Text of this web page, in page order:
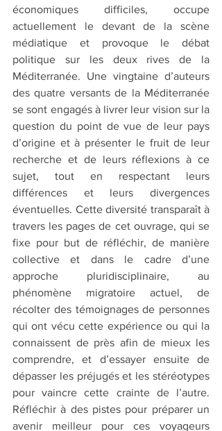
économiques difficiles, occupe
actuellement le devant de la scène
médiatique et provoque le débat
politique sur les deux rives de la
Méditerranée. Une vingtaine d’auteurs
des quatre versants de la Méditerranée
se sont engagés à livrer leur vision sur la
question du point de vue de leur pays
d’origine et à présenter le fruit de leur
recherche et de leurs réflexions à ce
sujet, tout en respectant leurs
différences et leurs divergences
éventuelles. Cette diversité transparaît à
travers les pages de cet ouvrage, qui se
fixe pour but de réfléchir, de manière
collective et dans le cadre d’une
approche pluridisciplinaire, au
phénomène migratoire actuel, de
récolter des témoignages de personnes
qui ont vécu cette expérience ou qui la
connaissent de près afin de mieux les
comprendre, et d’essayer ensuite de
dépasser les préjugés et les stéréotypes
pour vaincre cette crainte de l’autre.
Réfléchir à des pistes pour préparer un
avenir meilleur pour ces voyageurs